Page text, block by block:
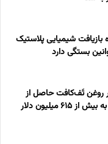
بازیافت شیمیایی پلاستیک
بستگی دارد
روغن تَف‌کافت حاصل از
پسماند تا سال ۲۰۳۶ به بیش از ۶۱۵ میلیون دلار